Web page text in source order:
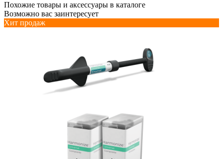
Похожие товары и аксессуары в каталоге
Возможно вас заинтересует
Хит продаж